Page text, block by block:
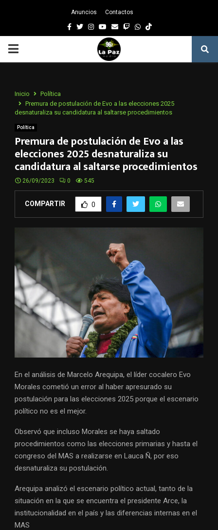
Anuncios Contactos
Facebook
TwitterInstagram
Youtube
EmailTwitchWhatsapp
PRIMARY
Inicio
Política
Premura de postulación de Evo a las elecciones 2025
desnaturaliza su candidatura al saltarse procedimientos
Política
Premura de postulación de Evo a las
elecciones 2025 desnaturaliza su
candidatura al saltarse procedimientos
26/09/2023 0 545
COMPARTIR 0
En el análisis de Marcelo Arequipa, el líder cocalero Evo
Morales cometió un error al haber apresurado su
postulación para las elecciones 2025 porque el escenario
político no es el mejor.
Observó que incluso Morales se haya saltado
procedimientos como las elecciones primarias y hasta el
congreso del MAS a realizarse en Lauca Ñ, por eso
desnaturaliza su postulación.
Arequipa analizó el escenario político actual, tanto de la
situación en la que se encuentra el presidente Arce, la
institucionalidad en el país y las diferencias internas en el
MAS